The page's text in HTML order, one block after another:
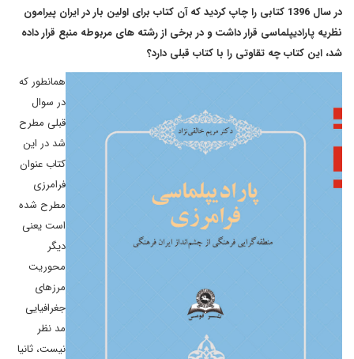
در سال 1396 کتابی را چاپ کردید که آن کتاب برای اولین بار در ایران پیرامون
نظریه پارادیپلماسی قرار داشت و در برخی از رشته های مربوطه منبع قرار داده
شد، این کتاب چه تقاوتی را با کتاب قبلی دارد؟
همانطور که
در سوال
قبلی مطرح
شد در این
کتاب عنوان
فرامرزی
مطرح شده
است یعنی
دیگر
محوریت
مرزهای
جغرافیایی
مد نظر
نیست، ثانیا